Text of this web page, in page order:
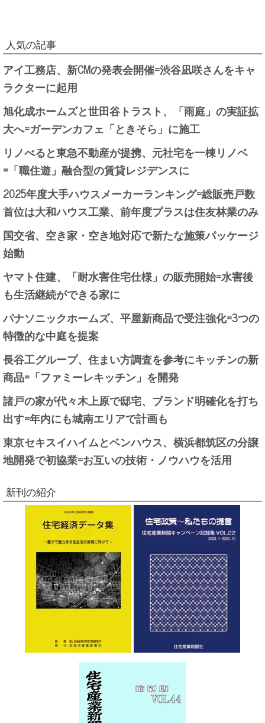
人気の記事
アイ工務店、新CMの発表会開催=渋谷凪咲さんをキャ
ラクターに起用
旭化成ホームズと世田谷トラスト、「雨庭」の実証拡
大へ=ガーデンカフェ「ときそら」に施工
リノべると東急不動産が提携、元社宅を一棟リノベ
=「職住遊」融合型の賃貸レジデンスに
2025年度大手ハウスメーカーランキング=総販売戸数
首位は大和ハウス工業、前年度プラスは住友林業のみ
国交省、空き家・空き地対応で新たな施策パッケージ
始動
ヤマト住建、「耐水害住宅仕様」の販売開始=水害後
も生活継続ができる家に
パナソニックホームズ、平屋新商品で受注強化=3つの
特徴的な中庭を提案
長谷工グループ、住まい方調査を参考にキッチンの新
商品=「ファミーレキッチン」を開発
諸戸の家が代々木上原で邸宅、ブランド明確化を打ち
出す=年内にも城南エリアで計画も
東京セキスイハイムとベンハウス、横浜都筑区の分譲
地開発で初協業=お互いの技術・ノウハウを活用
新刊の紹介